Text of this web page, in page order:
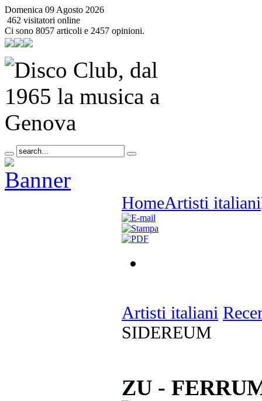
Domenica 09 Agosto 2026
462 visitatori online
Ci sono 8057 articoli e 2457 opinioni.
HomeArtisti italiani
Artisti italiani
SIDEREUM
ZU -